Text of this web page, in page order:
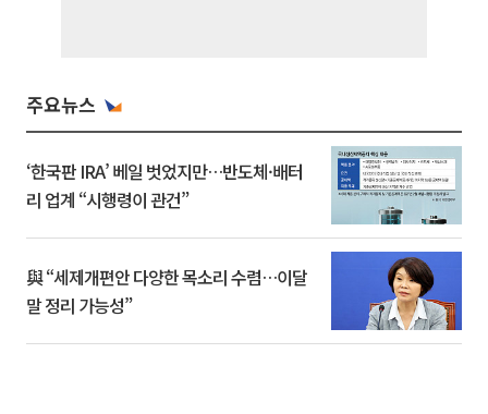
주요뉴스
‘한국판 IRA’ 베일 벗었지만…반도체·배터
리 업계 “시행령이 관건”
與 “세제개편안 다양한 목소리 수렴…이달
말 정리 가능성”